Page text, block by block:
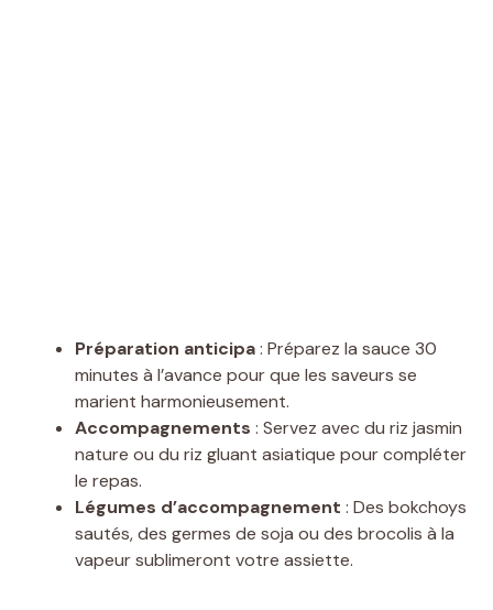
Préparation anticipa: Préparez la sauce 30
minutes à l’avance pour que les saveurs se
marient harmonieusement.
Accompagnements : Servez avec du riz jasmin
nature ou du riz gluant asiatique pour compléter
le repas.
Légumes d’accompagnement : Des bokchoys
sautés, des germes de soja ou des brocolis à la
vapeur sublimeront votre assiette.